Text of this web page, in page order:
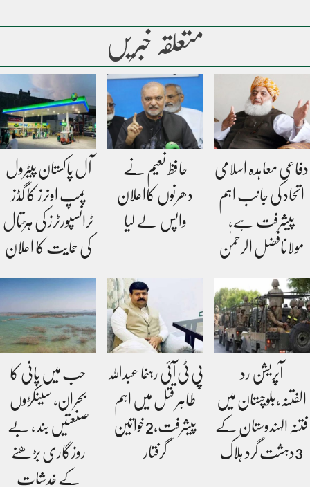
متعلقہ خبریں
دفاعی معاہدہ اسلامی
اتحاد کی جانب اہم
پیشرفت ہے،
مولانافضل الرحمٰن
حافظ نعیم نے
دھرنوں کااعلان
واپس لے لیا
آل پاکستان پیٹرول
پمپ اونرز کا گڈز
ٹرانسپورٹرز کی ہڑتال
کی حمایت کا اعلان
آپریشن رد
الفتنہ،بلوچستان میں
فتنہ الہندوستان کے
3دہشت گرد ہلاک
پی ٹی آئی رہنما عبداللہ
طاہر قتل میں اہم
پیشرفت،2خواتین
گرفتار
حب میں پانی کا
بحران، سینکڑوں
صنعتیں بند ، بے
روزگاری بڑھنے
کے خدشات